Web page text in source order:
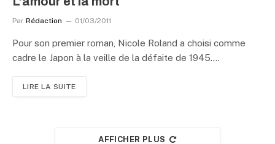
Par Rédaction 01/03/2011
Pour son premier roman, Nicole Roland a choisi comme
cadre le Japon à la veille de la défaite de 1945.…
LIRE LA SUITE
AFFICHER PLUS